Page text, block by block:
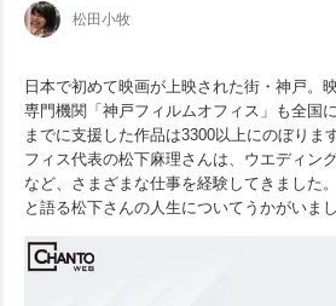
松田小牧
日本で初めて映画が上映された街・神戸。
専門機関「神戸フィルムオフィス」も全国
までに支援した作品は3300以上にのぼりま
フィス代表の松下麻理さんは、ウエディン
など、さまざまな仕事を経験してきました
と語る松下さんの人生についてうかがいまし